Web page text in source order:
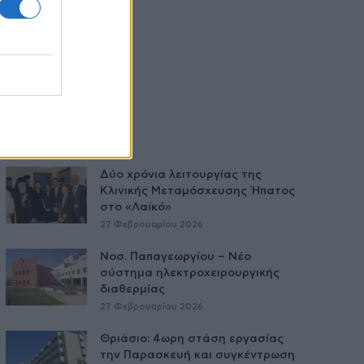
Δύο χρόνια λειτουργίας της
Κλινικής Μεταμόσχευσης Ήπατος
στο «Λαϊκό»
27 Φεβρουαρίου 2026
Νοσ. Παπαγεωργίου – Νέο
σύστημα ηλεκτροχειρουργικής
διαθερμίας
27 Φεβρουαρίου 2026
Θριάσιο: 4ωρη στάση εργασίας
την Παρασκευή και συγκέντρωση